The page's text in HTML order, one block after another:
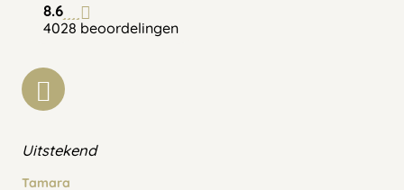
8.6
4028 beoordelingen
Uitstekend
Tamara